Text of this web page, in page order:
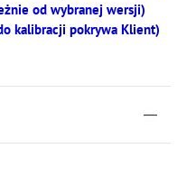
od wybranej wersji)
kalibracji pokrywa Klient)